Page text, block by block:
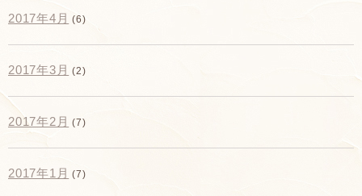
2017年4月 (6)
2017年3月 (2)
2017年2月 (7)
2017年1月 (7)